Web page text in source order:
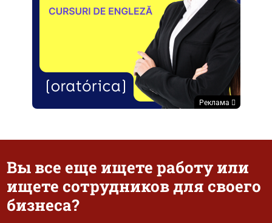
Реклама
Вы все еще ищете работу или
ищете сотрудников для своего
бизнеса?